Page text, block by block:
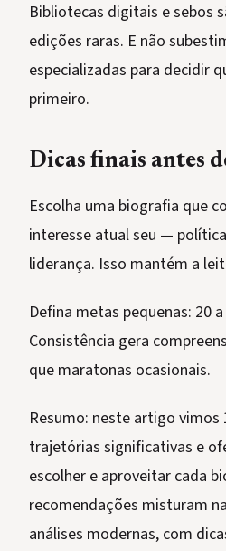
Bibliotecas digitais e sebos
edições raras. E não
especializadas para decidir
primeiro.
Dicas finais antes
Escolha uma biografia que
interesse atual seu —
liderança. Isso mantém a
Defina metas pequenas: 20
Consistência gera
que maratonas ocasionais.
Resumo: neste artigo
trajetórias significativas e
escolher e aproveitar cada
recomendações misturam
análises modernas, com